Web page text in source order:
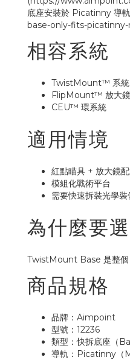
底座安裝於 Picatinny 導
base-only-fits-
相容系統
TwistMount™ 系統
FlipMount™ 放大
CEU™ 環系統
適用情境
紅點瞄具 + 放大鏡
模組化戰術平台
需要快速拆裝光學
為什麼要
TwistMount Base 是整個
商品規格
品牌：Aimpoint
型號：12236
類型：快拆底座（
導軌：Picatinny（